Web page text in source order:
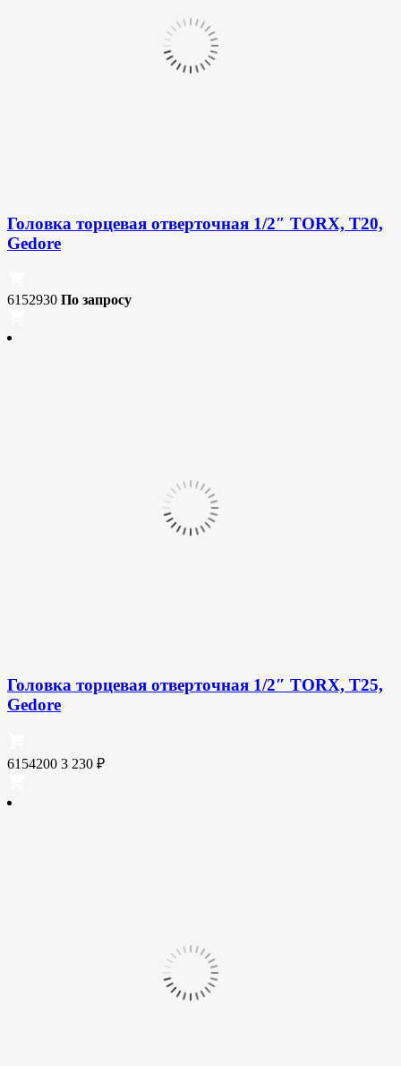
Головка торцевая отверточная 1/2″ TORX, T20,
Gedore
6152930 По запросу
Головка торцевая отверточная 1/2″ TORX, T25,
Gedore
6154200 3 230 ₽